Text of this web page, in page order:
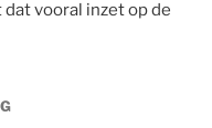
vooral inzet op de